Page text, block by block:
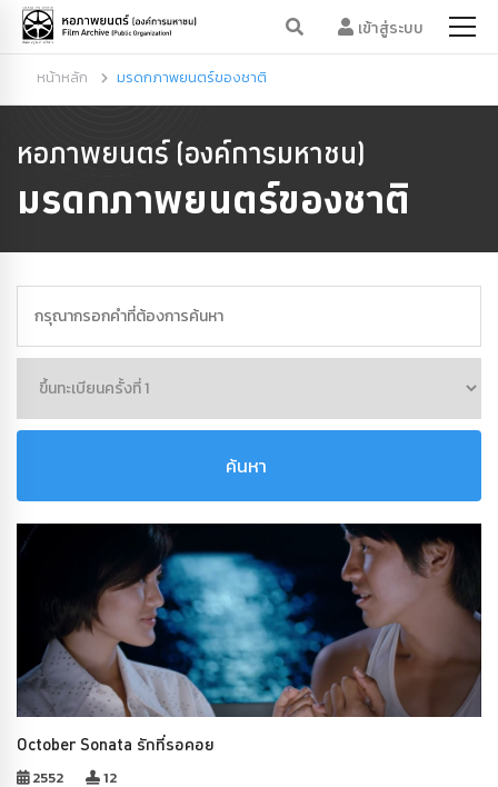
เข้าสู่ระบบ
หน้าหลัก มรดกภาพยนตร์ของชาติ
หอภาพยนตร์ (องค์การมหาชน)
มรดกภาพยนตร์ของชาติ
ค้นหา
October Sonata รักที่รอคอย
2552 12